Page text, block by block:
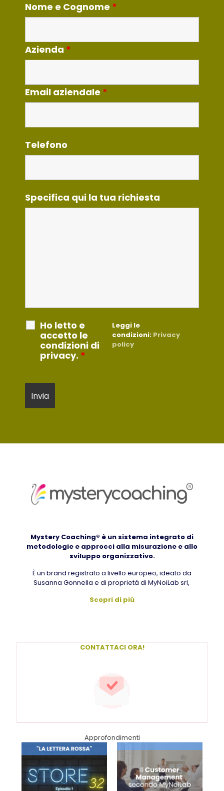
Nome e Cognome *
Azienda *
Email aziendale *
Telefono
Specifica qui la tua richiesta
Ho letto e
accetto le
condizioni di
privacy. *
Leggi le
condizioni: Privacy
policy
Approfondimenti
Mystery Coaching® è un sistema integrato di
metodologie e approcci alla misurazione e allo
sviluppo organizzativo.
È un brand registrato a livello europeo, ideato da
Susanna Gonnella e di proprietà di MyNoiLab srl,
Scopri di più
CONTATTACI ORA!